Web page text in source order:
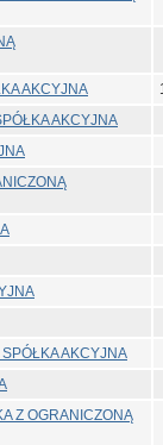
AKCYJNA
AKCYJNA
AKCYJNA
Z OGRANICZONĄ